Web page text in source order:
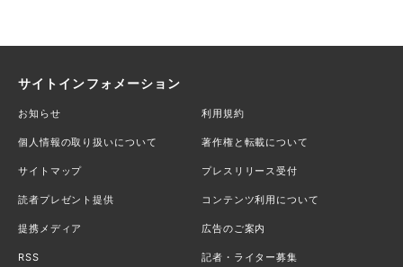
サイトインフォメーション
お知らせ 利用規約
個人情報の取り扱いについて 著作権と転載について
サイトマップ プレスリリース受付
読者プレゼント提供 コンテンツ利用について
提携メディア 広告のご案内
RSS 記者・ライター募集